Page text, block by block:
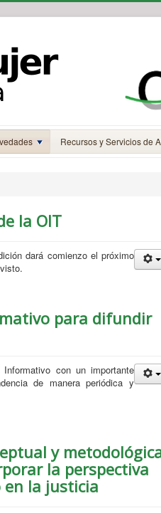
Recursos y Servicios de
la OIT
dará comienzo el próximo
para difundir
con un importante
de manera periódica y
y
la perspectiva
en la justicia